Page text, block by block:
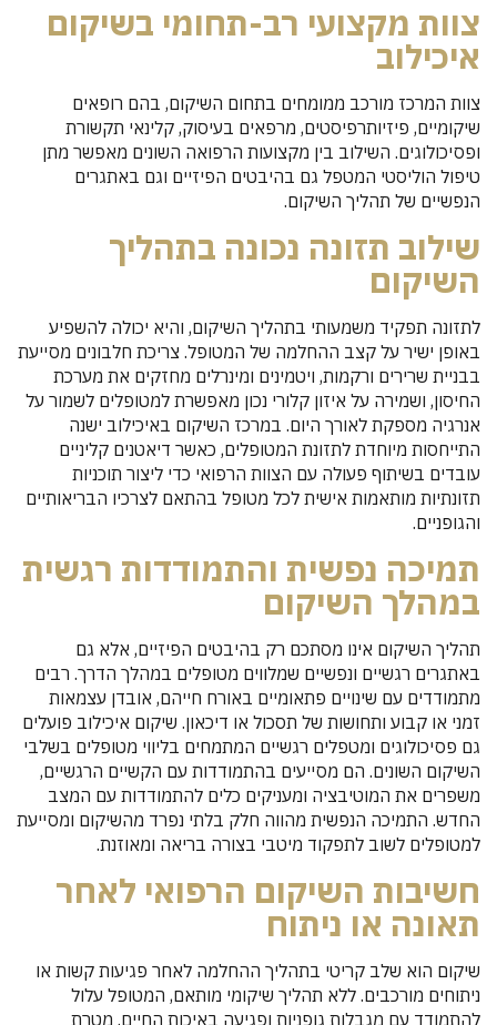
צוות מקצועי רב-תחומי בשיקום
איכילוב
צוות המרכז מורכב ממומחים בתחום השיקום, בהם רופאים
שיקומיים, פיזיותרפיסטים, מרפאים בעיסוק, קלינאי תקשורת
ופסיכולוגים. השילוב בין מקצועות הרפואה השונים מאפשר מתן
טיפול הוליסטי המטפל גם בהיבטים הפיזיים וגם באתגרים
הנפשיים של תהליך השיקום.
שילוב תזונה נכונה בתהליך
השיקום
לתזונה תפקיד משמעותי בתהליך השיקום, והיא יכולה להשפיע
באופן ישיר על קצב ההחלמה של המטופל. צריכת חלבונים מסייעת
בבניית שרירים ורקמות, ויטמינים ומינרלים מחזקים את מערכת
החיסון, ושמירה על איזון קלורי נכון מאפשרת למטופלים לשמור על
אנרגיה מספקת לאורך היום. במרכז השיקום באיכילוב ישנה
התייחסות מיוחדת לתזונת המטופלים, כאשר דיאטנים קליניים
עובדים בשיתוף פעולה עם הצוות הרפואי כדי ליצור תוכניות
תזונתיות מותאמות אישית לכל מטופל בהתאם לצרכיו הבריאותיים
והגופניים.
תמיכה נפשית והתמודדות רגשית
במהלך השיקום
תהליך השיקום אינו מסתכם רק בהיבטים הפיזיים, אלא גם
באתגרים רגשיים ונפשיים שמלווים מטופלים במהלך הדרך. רבים
מתמודדים עם שינויים פתאומיים באורח חייהם, אובדן עצמאות
זמני או קבוע ותחושות של תסכול או דיכאון. שיקום איכילוב פועלים
גם פסיכולוגים ומטפלים רגשיים המתמחים בליווי מטופלים בשלבי
השיקום השונים. הם מסייעים בהתמודדות עם הקשיים הרגשיים,
משפרים את המוטיבציה ומעניקים כלים להתמודדות עם המצב
החדש. התמיכה הנפשית מהווה חלק בלתי נפרד מהשיקום ומסייעת
למטופלים לשוב לתפקוד מיטבי בצורה בריאה ומאוזנת.
חשיבות השיקום הרפואי לאחר
תאונה או ניתוח
שיקום הוא שלב קריטי בתהליך ההחלמה לאחר פגיעות קשות או
ניתוחים מורכבים. ללא תהליך שיקומי מותאם, המטופל עלול
להתמודד עם מגבלות גופניות ופגיעה באיכות החיים. מטרת